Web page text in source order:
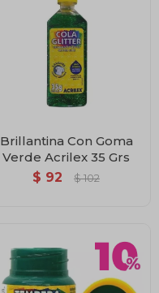
Brillantina Con Goma
Verde Acrilex 35 Grs
$ 92 $ 102